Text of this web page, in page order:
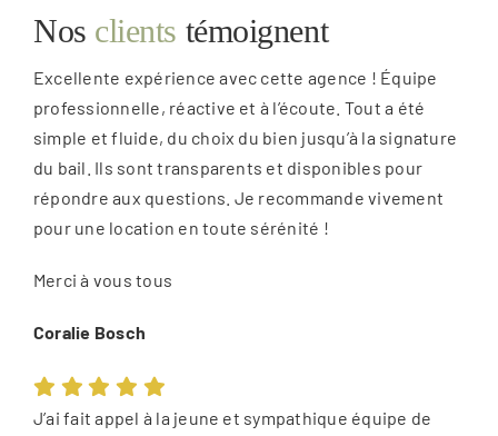
Nos clients témoignent
Excellente expérience avec cette agence ! Équipe
professionnelle, réactive et à l’écoute. Tout a été
simple et fluide, du choix du bien jusqu’à la signature
du bail. Ils sont transparents et disponibles pour
répondre aux questions. Je recommande vivement
pour une location en toute sérénité !
Merci à vous tous
Coralie Bosch
J’ai fait appel à la jeune et sympathique équipe de